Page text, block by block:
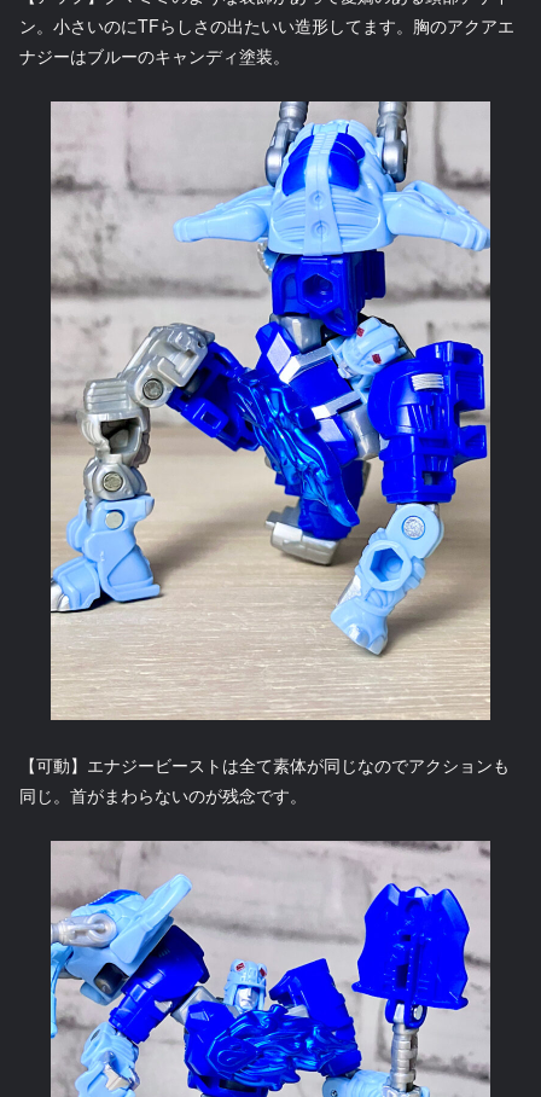
ン。小さいのにTFらしさの出たいい造形してます。胸のアクアエ
ナジーはブルーのキャンディ塗装。
【可動】エナジービーストは全て素体が同じなのでアクションも
同じ。首がまわらないのが残念です。